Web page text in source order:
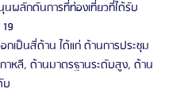
ผลักดันการที่ท่องเที่ยวที่ได้รับ
เป็นสี่ด้าน ได้แก่ ด้านการประชุม
กาหลี, ด้านมาตรฐานระดับสูง, ด้าน
บ